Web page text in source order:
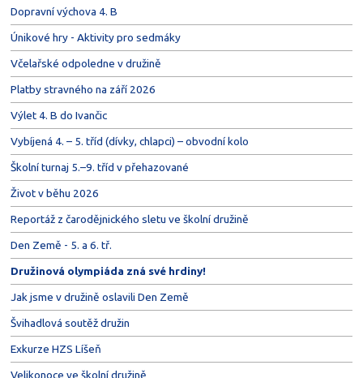
Dopravní výchova 4. B
Únikové hry - Aktivity pro sedmáky
Včelařské odpoledne v družině
Platby stravného na září 2026
Výlet 4. B do Ivančic
Vybíjená 4. – 5. tříd (dívky, chlapci) – obvodní kolo
Školní turnaj 5.–9. tříd v přehazované
Život v běhu 2026
Reportáž z čarodějnického sletu ve školní družině
Den Země - 5. a 6. tř.
Družinová olympiáda zná své hrdiny!
Jak jsme v družině oslavili Den Země
Švihadlová soutěž družin
Exkurze HZS Líšeň
Velikonoce ve školní družině